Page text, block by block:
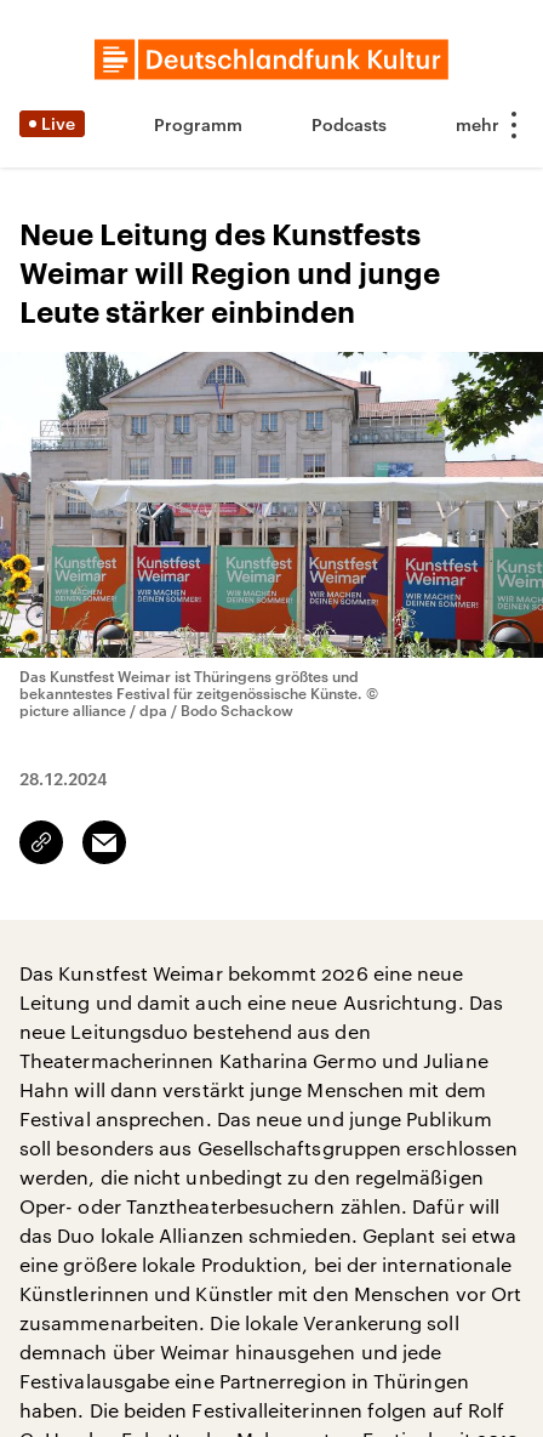
Live Programm Podcasts
Neue Leitung des Kunstfests
Weimar will Region und junge
Leute stärker einbinden
Das Kunstfest Weimar ist Thüringens größtes und
bekanntestes Festival für zeitgenössische Künste. ©
picture alliance / dpa / Bodo Schackow
28.12.2024
Link
kopieren/teilen
Email
Das Kunstfest Weimar bekommt 2026 eine neue
Leitung und damit auch eine neue Ausrichtung. Das
neue Leitungsduo bestehend aus den
Theatermacherinnen Katharina Germo und Juliane
Hahn will dann verstärkt junge Menschen mit dem
Festival ansprechen. Das neue und junge Publikum
soll besonders aus Gesellschaftsgruppen erschlossen
werden, die nicht unbedingt zu den regelmäßigen
Oper- oder Tanztheaterbesuchern zählen. Dafür will
das Duo lokale Allianzen schmieden. Geplant sei etwa
eine größere lokale Produktion, bei der internationale
Künstlerinnen und Künstler mit den Menschen vor Ort
zusammenarbeiten. Die lokale Verankerung soll
demnach über Weimar hinausgehen und jede
Festivalausgabe eine Partnerregion in Thüringen
haben. Die beiden Festivalleiterinnen folgen auf Rolf